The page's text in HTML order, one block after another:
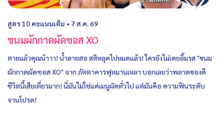
สูตร 10 คะแนนเต็ม • 7 ส.ค. 69
ขนมผักกาดผัดซอส XO
ตายแล้วคุณน้าาา! น้ำลายสอ สติหลุดไปหมดแล้ว! ใครยังไม่เคยลิ้มรส "ขนม
ผักกาดผัดซอส XO" จาก ภัตตาคารฟุหมานเหลา บอกเลยว่าพลาดของดี
ชีวิตนี้เสียเที่ยวมาก! นี่มันไม่ใช่แค่เมนูผัดทั่วไป แต่มันคือ ความฟินระดับ
จานโปรด!